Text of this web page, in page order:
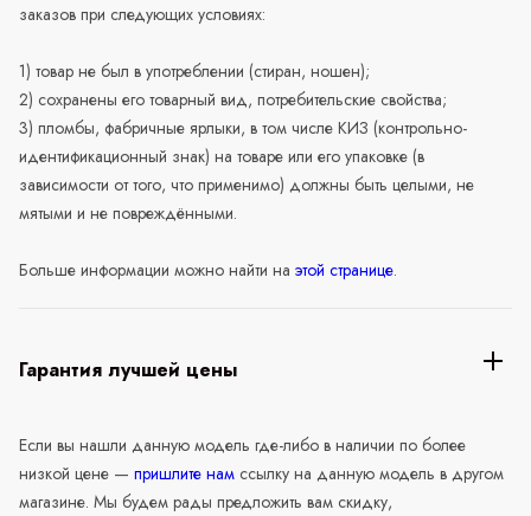
заказов при следующих условиях:
1) товар не был в употреблении (стиран, ношен);
2) сохранены его товарный вид, потребительские свойства;
3) пломбы, фабричные ярлыки, в том числе КИЗ (контрольно-
идентификационный знак) на товаре или его упаковке (в
зависимости от того, что применимо) должны быть целыми, не
мятыми и не повреждёнными.
Больше информации можно найти на этой странице.
Гарантия лучшей цены
Если вы нашли данную модель где-либо в наличии по более
низкой цене — пришлите нам ссылку на данную модель в другом
магазине. Мы будем рады предложить вам скидку,